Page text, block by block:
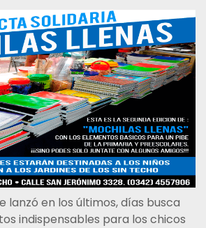
lanzó en los últimos, días busca
indispensables para los chicos